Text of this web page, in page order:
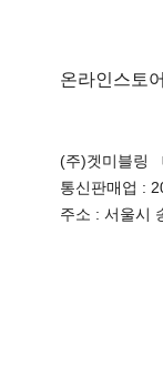
온라인스토어
(주)겟미블링
통신판매업 :
주소 : 서울시